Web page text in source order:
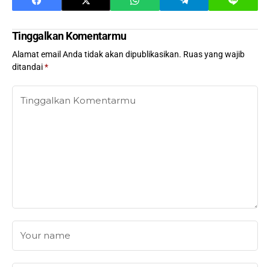
Tinggalkan Komentarmu
Alamat email Anda tidak akan dipublikasikan. Ruas yang wajib
ditandai*